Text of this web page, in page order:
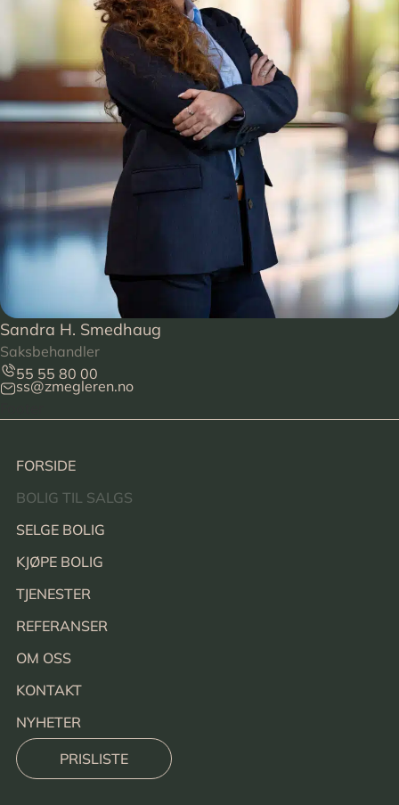
Sandra H. Smedhaug
Saksbehandler
55 55 80 00
ss@zmegleren.no
FORSIDE
BOLIG TIL SALGS
SELGE BOLIG
KJØPE BOLIG
TJENESTER
REFERANSER
OM OSS
KONTAKT
NYHETER
PRISLISTE